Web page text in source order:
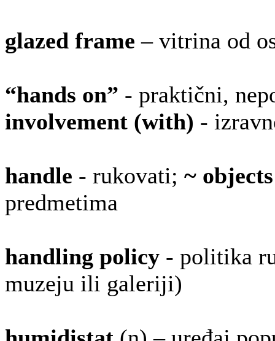
glazed frame – vitrina od
“hands on” - praktični,
involvement (with) -
handle - rukovati; ~ objects
predmetima
handling policy - politika
muzeju ili galeriji)